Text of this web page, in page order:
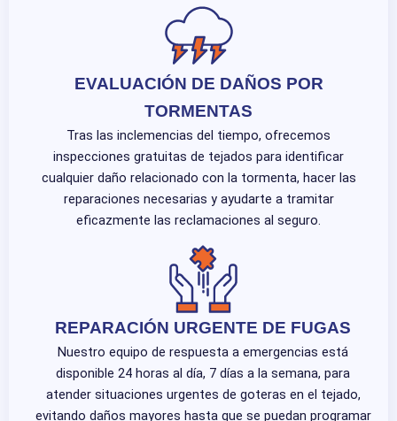
EVALUACIÓN DE DAÑOS POR
TORMENTAS
Tras las inclemencias del tiempo, ofrecemos
inspecciones gratuitas de tejados para identificar
cualquier daño relacionado con la tormenta, hacer las
reparaciones necesarias y ayudarte a tramitar
eficazmente las reclamaciones al seguro.
REPARACIÓN URGENTE DE FUGAS
Nuestro equipo de respuesta a emergencias está
disponible 24 horas al día, 7 días a la semana, para
atender situaciones urgentes de goteras en el tejado,
evitando daños mayores hasta que se puedan programar